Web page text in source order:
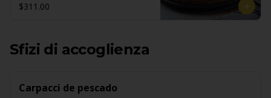
$311.00
Sfizi di accoglienza
Carpacci de pescado